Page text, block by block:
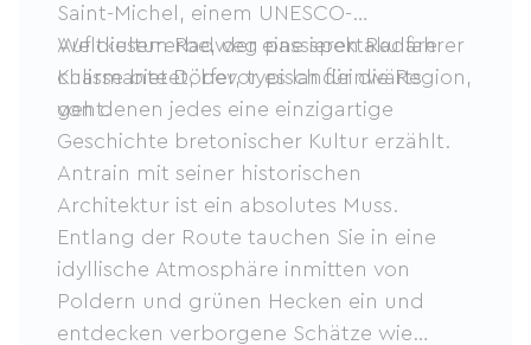
Saint-Michel, einem UNESCO-
Weltkulturerbe, der eine spektakuläre
Kulisse bietet, bevor es landeinwärts
geht.
Auf diesem Radweg passieren Radfahrer
charmante Dörfer, typisch für die Region,
von denen jedes eine einzigartige
Geschichte bretonischer Kultur erzählt.
Antrain mit seiner historischen
Architektur ist ein absolutes Muss.
Entlang der Route tauchen Sie in eine
idyllische Atmosphäre inmitten von
Poldern und grünen Hecken ein und
entdecken verborgene Schätze wie